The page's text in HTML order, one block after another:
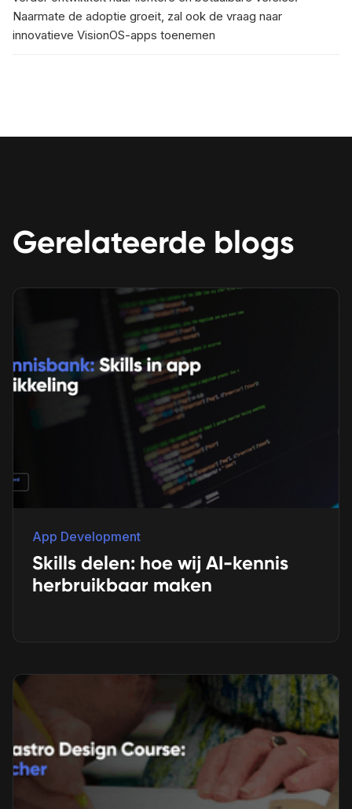
Naarmate de adoptie groeit, zal ook de vraag naar
innovatieve VisionOS-apps toenemen
Gerelateerde blogs
App Development
Skills delen: hoe wij AI-kennis
herbruikbaar maken